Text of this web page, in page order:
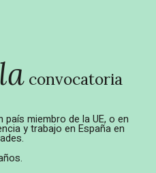
laconvocatoria
miembro de la UE, o en
y trabajo en España en